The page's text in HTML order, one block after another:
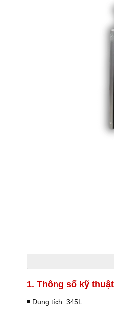
1. Thông số kỹ thuật
◾️ Dung tích: 345L